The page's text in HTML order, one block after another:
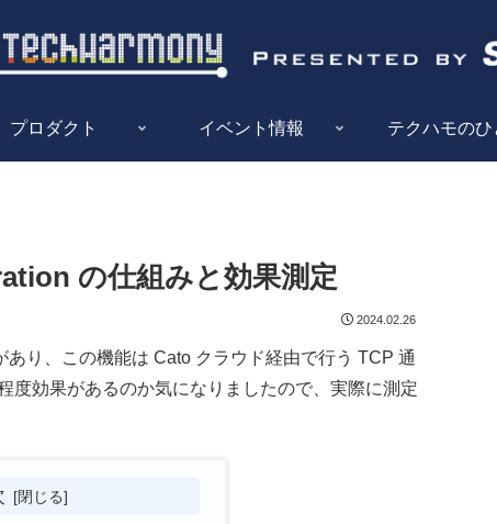
プロダクト イベント情報 テクハモのひ
の仕組みと効果測定
2024.02.26
り、この機能は Cato クラウド経由で行う TCP 通
度効果があるのか気になりましたので、実際に測定